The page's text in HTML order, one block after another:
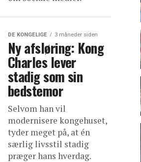
DE KONGELIGE 3 måneder siden
Ny afsløring: Kong
Charles lever
stadig som sin
bedstemor
Selvom han vil
modernisere kongehuset,
tyder meget på, at én
særlig livsstil stadig
præger hans hverdag.